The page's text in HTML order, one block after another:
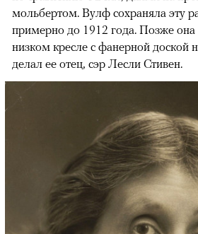
мольбертом. Вулф сохраняла эту
примерно до 1912 года. Позже она
низком кресле с фанерной доской
делал ее отец, сэр Лесли Стивен.